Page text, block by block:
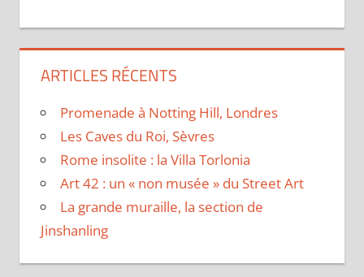
ARTICLES RÉCENTS
Promenade à Notting Hill, Londres
Les Caves du Roi, Sèvres
Rome insolite : la Villa Torlonia
Art 42 : un « non musée » du Street Art
La grande muraille, la section de
Jinshanling